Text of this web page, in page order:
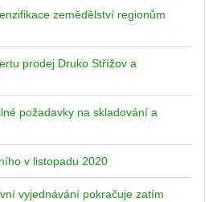
zemědělství regionům
prodej Druko Střížov a
požadavky na skladování a
v listopadu 2020
vyjednávání pokračuje zatím